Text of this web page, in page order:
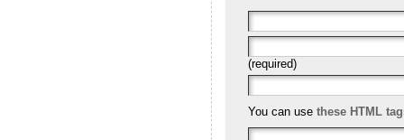
(required)
You can use these HTML